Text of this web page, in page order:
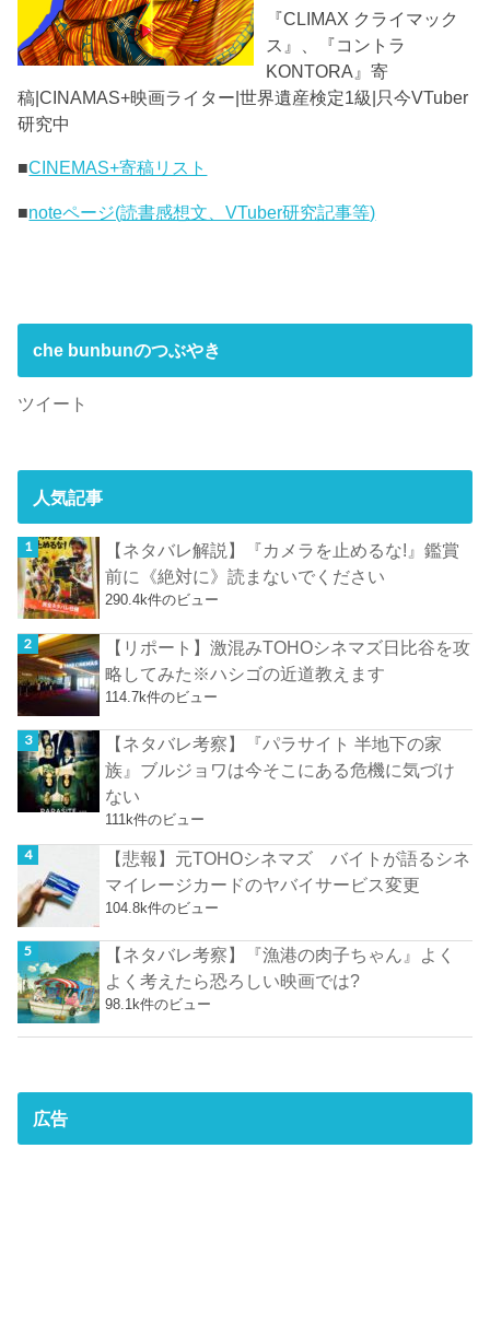
『CLIMAX クライマック
ス』、『コントラ
KONTORA』寄
稿|CINAMAS+映画ライター|世界遺産検定1級|只今VTuber
研究中
■CINEMAS+寄稿リスト
■noteページ(読書感想文、VTuber研究記事等)
che bunbunのつぶやき
ツイート
人気記事
【ネタバレ解説】『カメラを止めるな!』鑑賞
前に《絶対に》読まないでください
290.4k件のビュー
【リポート】激混みTOHOシネマズ日比谷を攻
略してみた※ハシゴの近道教えます
114.7k件のビュー
【ネタバレ考察】『パラサイト 半地下の家
族』ブルジョワは今そこにある危機に気づけ
ない
111k件のビュー
【悲報】元TOHOシネマズ バイトが語るシネ
マイレージカードのヤバイサービス変更
104.8k件のビュー
【ネタバレ考察】『漁港の肉子ちゃん』よく
よく考えたら恐ろしい映画では?
98.1k件のビュー
広告